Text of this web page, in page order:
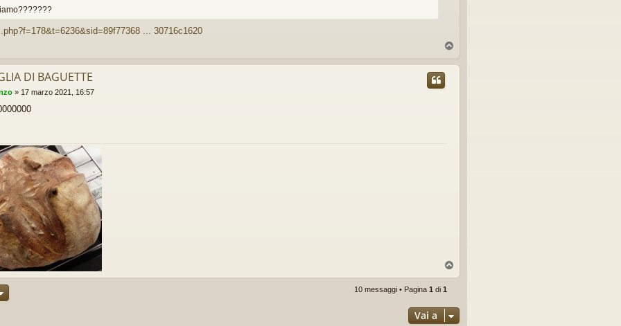
... 30716c1620
p
DI BAGUETTE
» 17 marzo 2021, 16:57
o
10 messaggi • Pagina 1 di 1
Vai a